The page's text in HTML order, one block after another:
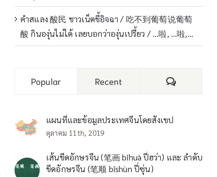
คำสแลง 酸民 ชาวเน็ตขี้อิจฉา / 吃不到葡萄说葡萄
酸 กินองุ่นไม่ได้ เลยบอกว่าองุ่นเปรี้ยว / …啦, …啦,…
Popular Recent Comments
แผนที่และข้อมูลประเทศจีนโดยสังเขป
ตุลาคม 11th, 2019
เส้นขีดอักษรจีน (笔画 bǐhuà ปี่ฮว่า) และ ลำดับ
ขีดอักษรจีน (笔顺 bǐshùn ปี่ซุ่น)